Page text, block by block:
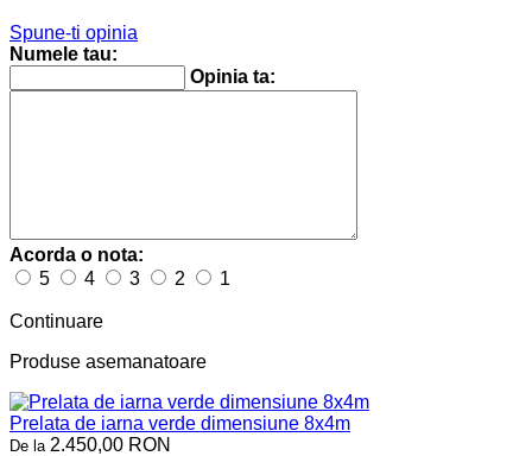
Spune-ti opinia
Numele tau:
Opinia ta:
Acorda o nota:
5
4 3 2 1
Continuare
Produse asemanatoare
Prelata de iarna verde dimensiune 8x4m
De la 2.450,00 RON